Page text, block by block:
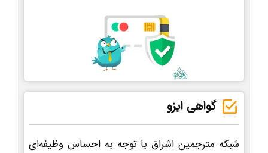
گواهی ایزو
شبکه مترجمین اشراق با توجه به احساس وظیفه‌ای